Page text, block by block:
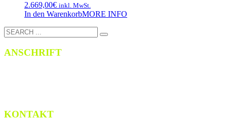
2.669,00€ inkl. MwSt.
In den WarenkorbMORE INFO
ANSCHRIFT
KONTAKT